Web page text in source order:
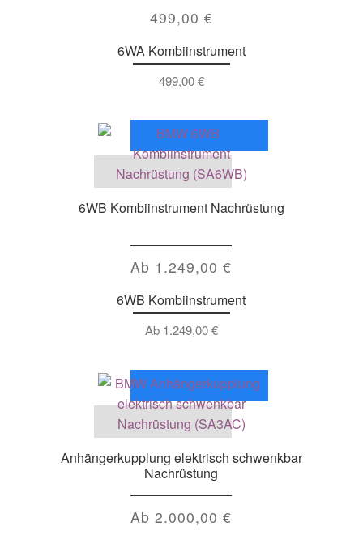
499,00 €
6WA Kombiinstrument
499,00€
6WB Kombiinstrument Nachrüstung
Ab 1.249,00 €
6WB Kombiinstrument
Ab 1.249,00€
Anhängerkupplung elektrisch schwenkbar
Nachrüstung
Ab2.000,00 €